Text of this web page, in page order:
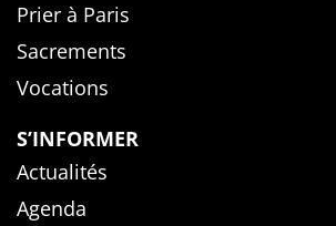
Prier à Paris
Sacrements
Vocations
S’INFORMER
Actualités
Agenda